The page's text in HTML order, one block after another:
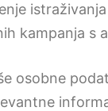
kampanja s
osobne